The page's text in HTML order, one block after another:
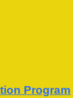
Program